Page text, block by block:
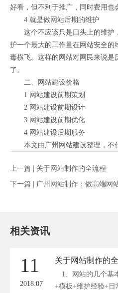
好看，但不利于推广，同时费用也
4 就是做网站后期的维护
这个不应该只是口头上的维护
护一个最大的工作量在网站安全的
毒横飞。这样的网站对网民来说是
了。
二、网站建设价格
1 网站建设前期策划
2 网站建设前期设计
3 网站建设前期优化
4 网站建设后期服务
本文由广州网站建设整理，不代
上一篇 | 关于网站制作的全流程
下一篇 | 广州网站制作：做高端网
相关资讯
11
2018.07
关于网站制作的
1、网站的几个基
+模板+维护经验+